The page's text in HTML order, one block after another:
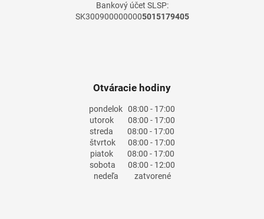
Bankový účet SLSP:
SK3009000000005015179405
Otváracie hodiny
pondelok 08:00 - 17:00
utorok08:00 - 17:00
streda 08:00 - 17:00
štvrtok08:00 - 17:00
piatok08:00 - 17:00
sobota 08:00 - 12:00
nedeľa zatvorené